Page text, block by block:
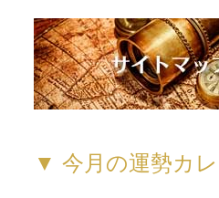
▼ 今月の運勢カ